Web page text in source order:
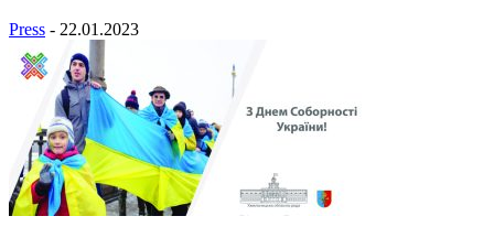
Press - 22.01.2023